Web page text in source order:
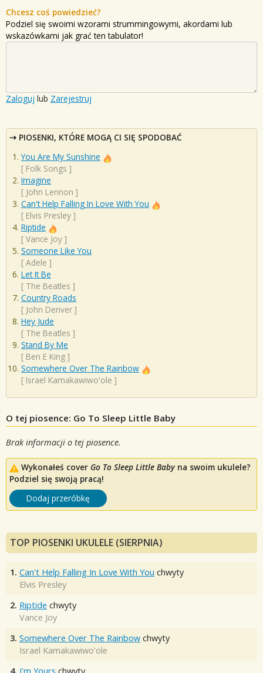
Chcesz coś powiedzieć?
Podziel się swoimi wzorami strummingowymi, akordami lub
wskazówkami jak grać ten tabulator!
Zaloguj lub Zarejestruj
PIOSENKI, KTÓRE MOGĄ CI SIĘ SPODOBAĆ
You Are My Sunshine
[ Folk Songs ]
Imagine
[ John Lennon ]
Can't Help Falling In Love With You
[ Elvis Presley ]
Riptide
[ Vance Joy ]
Someone Like You
[ Adele ]
Let It Be
[ The Beatles ]
Country Roads
[ John Denver ]
Hey Jude
[ The Beatles ]
Stand By Me
[ Ben E King ]
Somewhere Over The Rainbow
[ Israel Kamakawiwo'ole ]
O tej piosence: Go To Sleep Little Baby
Brak informacji o tej piosence.
Wykonałeś cover Go To Sleep Little Babyna swoim ukulele?
Podziel się swoją pracą!
Dodaj przeróbkę
TOP PIOSENKI UKULELE (SIERPNIA)
1. Can't Help Falling In Love With You chwyty
Elvis Presley
2. Riptide chwyty
Vance Joy
3. Somewhere Over The Rainbow chwyty
Israel Kamakawiwo'ole